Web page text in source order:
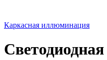
Каркасная иллюминация